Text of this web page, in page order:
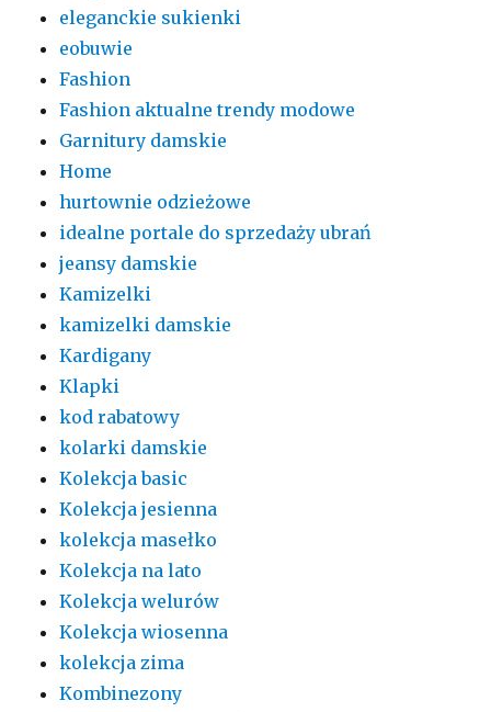
eleganckie sukienki
eobuwie
Fashion
Fashion aktualne trendy modowe
Garnitury damskie
Home
hurtownie odzieżowe
idealne portale do sprzedaży ubrań
jeansy damskie
Kamizelki
kamizelki damskie
Kardigany
Klapki
kod rabatowy
kolarki damskie
Kolekcja basic
Kolekcja jesienna
kolekcja masełko
Kolekcja na lato
Kolekcja welurów
Kolekcja wiosenna
kolekcja zima
Kombinezony